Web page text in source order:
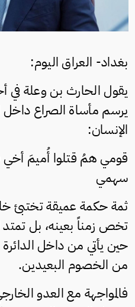
بغداد- العراق اليوم:
يقول الحارث بن وعلة في
يرسم مأساة الصراع داخل
الإنسان:
قومي همُ قتلوا أُميمَ أخي
سهمي
ثمة حكمة عميقة تختبئ
تخص زمناً بعينه، بل
حين يأتي من داخل
من الخصوم البعيدين.
فالمواجهة مع العدو